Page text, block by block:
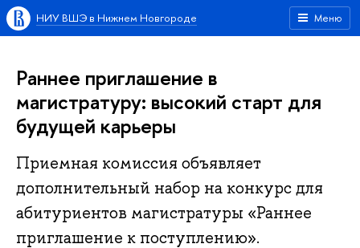
Меню
НИУ ВШЭ в Нижнем Новгороде
Раннее приглашение в
магистратуру: высокий старт для
будущей карьеры
Приемная комиссия объявляет
дополнительный набор на конкурс для
абитуриентов магистратуры «Раннее
приглашение к поступлению».